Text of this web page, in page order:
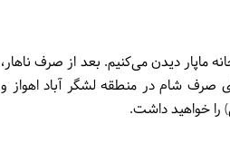
ماپار دیدن می‌کنیم. بعد از صرف ناهار،
صرف شام در منطقه لشگر آباد اهواز و
را خواهید داشت.